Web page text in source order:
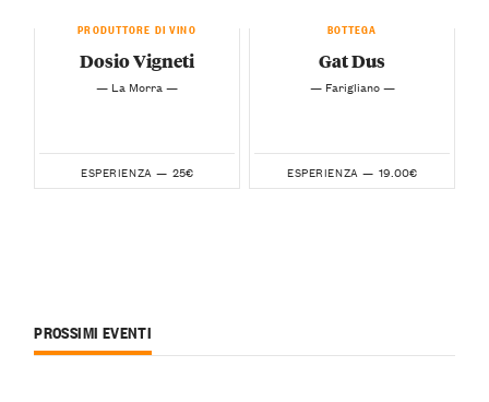
PRODUTTORE DI VINO
Dosio Vigneti
— La Morra —
ESPERIENZA — 25€
BOTTEGA
Gat Dus
— Farigliano —
ESPERIENZA — 19.00€
PROSSIMI EVENTI